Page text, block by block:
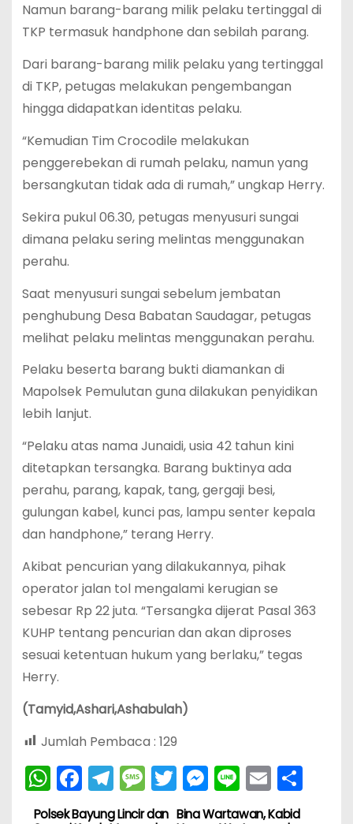
Namun barang-barang milik pelaku tertinggal di
TKP termasuk handphone dan sebilah parang.
Dari barang-barang milik pelaku yang tertinggal
di TKP, petugas melakukan pengembangan
hingga didapatkan identitas pelaku.
“Kemudian Tim Crocodile melakukan
penggerebekan di rumah pelaku, namun yang
bersangkutan tidak ada di rumah,” ungkap Herry.
Sekira pukul 06.30, petugas menyusuri sungai
dimana pelaku sering melintas menggunakan
perahu.
Saat menyusuri sungai sebelum jembatan
penghubung Desa Babatan Saudagar, petugas
melihat pelaku melintas menggunakan perahu.
Pelaku beserta barang bukti diamankan di
Mapolsek Pemulutan guna dilakukan penyidikan
lebih lanjut.
“Pelaku atas nama Junaidi, usia 42 tahun kini
ditetapkan tersangka. Barang buktinya ada
perahu, parang, kapak, tang, gergaji besi,
gulungan kabel, kunci pas, lampu senter kepala
dan handphone,” terang Herry.
Akibat pencurian yang dilakukannya, pihak
operator jalan tol mengalami kerugian se
sebesar Rp 22 juta. “Tersangka dijerat Pasal 363
KUHP tentang pencurian dan akan diproses
sesuai ketentuan hukum yang berlaku,” tegas
Herry.
(Tamyid,Ashari,Ashabulah)
Jumlah Pembaca : 129
W
h
F
a
T
el
M
e
T
w
M
e
Li
n
E
m
S
Bina Wartawan, Kabid
Polsek Bayung Lincir dan